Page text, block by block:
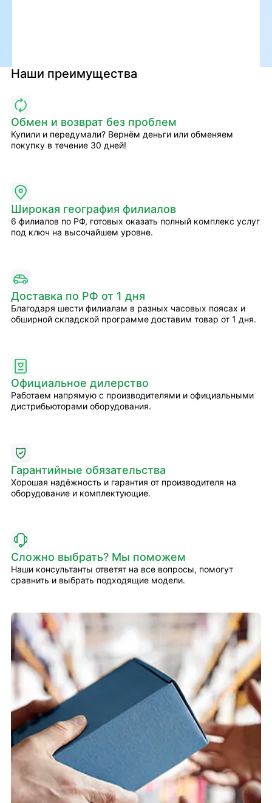
Наши преимущества
Обмен и возврат без проблем
Купили и передумали? Вернём деньги или обменяем
покупку в течение 30 дней!
Широкая география филиалов
6 филиалов по РФ, готовых оказать полный комплекс услуг
под ключ на высочайшем уровне.
Доставка по РФ от 1 дня
Благодаря шести филиалам в разных часовых поясах и
обширной складской программе доставим товар от 1 дня.
Официальное дилерство
Работаем напрямую с производителями и официальными
дистрибьюторами оборудования.
Гарантийные обязательства
Хорошая надёжность и гарантия от производителя на
оборудование и комплектующие.
Сложно выбрать? Мы поможем
Наши консультанты ответят на все вопросы, помогут
сравнить и выбрать подходящие модели.